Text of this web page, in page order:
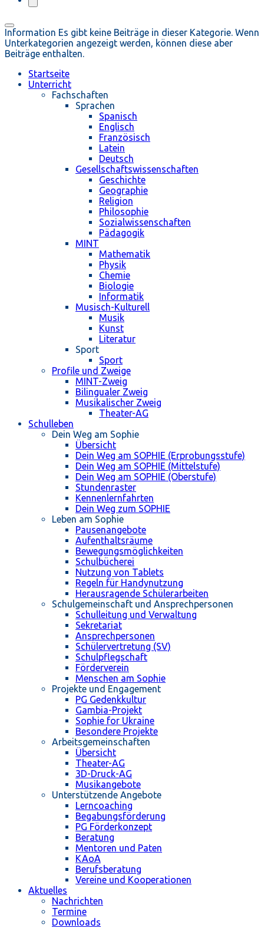
Information Es gibt keine Beiträge in dieser Kategorie. Wenn
Unterkategorien angezeigt werden, können diese aber
Beiträge enthalten.
Startseite
Unterricht
Fachschaften
Sprachen
Spanisch
Englisch
Französisch
Latein
Deutsch
Gesellschaftswissenschaften
Geschichte
Geographie
Religion
Philosophie
Sozialwissenschaften
Pädagogik
MINT
Mathematik
Physik
Chemie
Biologie
Informatik
Musisch-Kulturell
Musik
Kunst
Literatur
Sport
Sport
Profile und Zweige
MINT-Zweig
Bilingualer Zweig
Musikalischer Zweig
Theater-AG
Schulleben
Dein Weg am Sophie
Übersicht
Dein Weg am SOPHIE (Erprobungsstufe)
Dein Weg am SOPHIE (Mittelstufe)
Dein Weg am SOPHIE (Oberstufe)
Stundenraster
Kennenlernfahrten
Dein Weg zum SOPHIE
Leben am Sophie
Pausenangebote
Aufenthaltsräume
Bewegungsmöglichkeiten
Schulbücherei
Nutzung von Tablets
Regeln für Handynutzung
Herausragende Schülerarbeiten
Schulgemeinschaft und Ansprechpersonen
Schulleitung und Verwaltung
Sekretariat
Ansprechpersonen
Schülervertretung (SV)
Schulpflegschaft
Förderverein
Menschen am Sophie
Projekte und Engagement
PG Gedenkkultur
Gambia-Projekt
Sophie for Ukraine
Besondere Projekte
Arbeitsgemeinschaften
Übersicht
Theater-AG
3D-Druck-AG
Musikangebote
Unterstützende Angebote
Lerncoaching
Begabungsförderung
PG Förderkonzept
Beratung
Mentoren und Paten
KAoA
Berufsberatung
Vereine und Kooperationen
Aktuelles
Nachrichten
Termine
Downloads